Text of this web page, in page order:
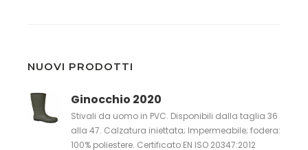
NUOVI PRODOTTI
Ginocchio 2020
Stivali da uomo in PVC. Disponibili dalla taglia 36
alla 47. Calzatura iniettata; Impermeabile; fodera:
100% poliestere. Certificato EN ISO 20347:2012